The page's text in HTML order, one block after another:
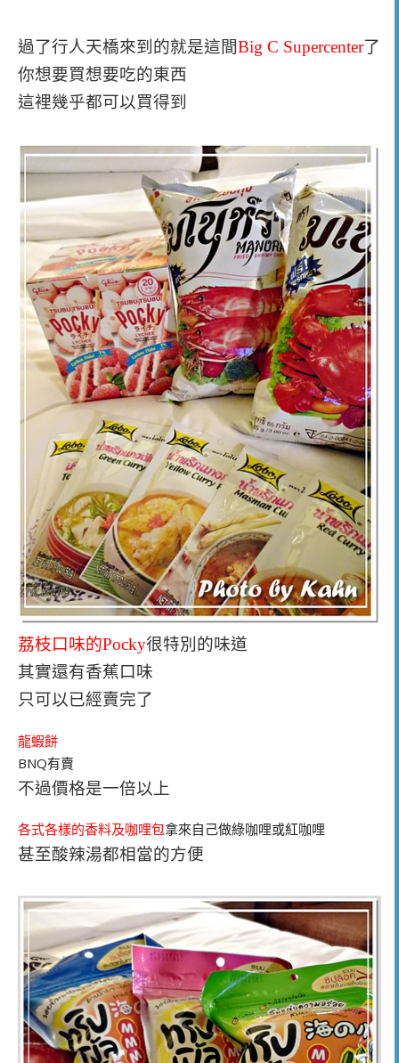
過了行人天橋來到的就是這間Big C Supercenter了
你想要買想要吃的東西
這裡幾乎都可以買得到
荔枝口味的Pocky很特別的味道
其實還有香蕉口味
只可以已經賣完了
龍蝦餅
BNQ有賣
不過價格是一倍以上
各式各樣的香料及咖哩包拿來自己做綠咖哩或紅咖哩
甚至酸辣湯都相當的方便